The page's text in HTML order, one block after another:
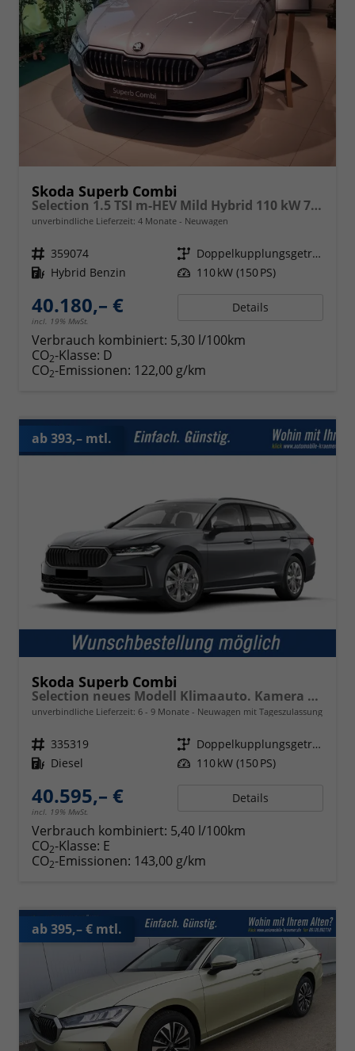
Skoda Superb Combi
Selection 1.5 TSI m-HEV Mild Hybrid 110 kW 7 Gang DSG
unverbindliche Lieferzeit: 4 Monate Neuwagen
Fahrzeugnr. 359074 Getriebe
Doppelkupplungsgetriebe (DSG)
Kraftstoff Hybrid Benzin Leistung 110 kW (150 PS)
40.180,– €
incl. 19% MwSt.
Details
Verbrauch kombiniert: 5,30 l/100km
CO2-Klasse: D
CO2-Emissionen: 122,00 g/km
ab 393,– mtl.
Skoda Superb Combi
Selection neues Modell Klimaauto. Kamera PDC SHZ vorn 17 Zoll LM
unverbindliche Lieferzeit: 6 - 9 Monate Neuwagen mit Tageszulassung
Fahrzeugnr. 335319 Getriebe
Doppelkupplungsgetriebe (DSG)
Kraftstoff Diesel Leistung 110 kW (150 PS)
40.595,– €
incl. 19% MwSt.
Details
Verbrauch kombiniert: 5,40 l/100km
CO2-Klasse: E
CO2-Emissionen: 143,00 g/km
ab 395,– € mtl.